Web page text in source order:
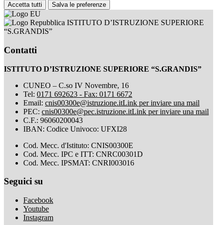
Accetta tutti Salva le preferenze
ISTITUTO D’ISTRUZIONE SUPERIORE
“S.GRANDIS”
Contatti
ISTITUTO D’ISTRUZIONE SUPERIORE “S.GRANDIS”
CUNEO – C.so IV Novembre, 16
Tel: 0171 692623 - Fax: 0171 6672
Email: cnis00300e@istruzione.itLink per inviare una mail
PEC: cnis00300e@pec.istruzione.itLink per inviare una mail
C.F.: 96060200043
IBAN: Codice Univoco: UFXI28
Cod. Mecc. d'Istituto: CNIS00300E
Cod. Mecc. IPC e ITT: CNRC00301D
Cod. Mecc. IPSMAT: CNRI003016
Seguici su
Facebook
Youtube
Instagram